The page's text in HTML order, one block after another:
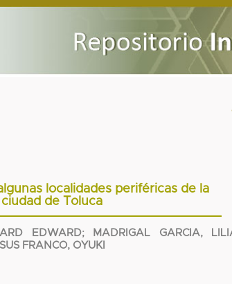
localidades periféricas de la
de Toluca
EDWARD;
MADRIGAL GARCIA,
FRANCO, OYUKI